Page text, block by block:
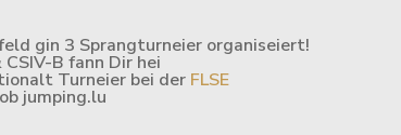
gin 3 Sprangturneier organiseiert!
B fann Dir hei
Turneier bei der FLSE
jumping.lu